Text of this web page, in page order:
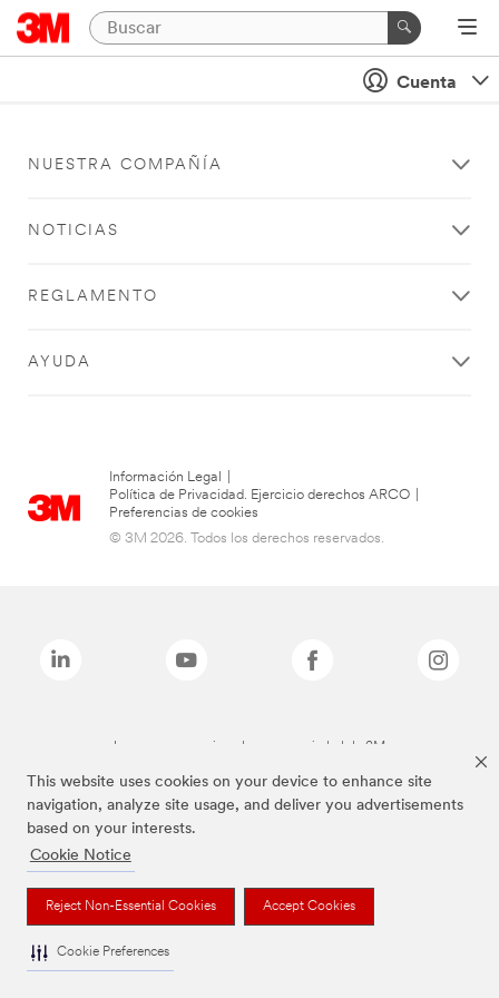
This website uses cookies on your device to enhance site
navigation, analyze site usage, and deliver you advertisements
based on your interests.
Cookie Notice
Reject Non-Essential Cookies Accept Cookies
Cookie Preferences
Cuenta
NUESTRA COMPAÑÍA
NOTICIAS
REGLAMENTO
AYUDA
Información Legal
Política de Privacidad. Ejercicio derechos ARCO
Preferencias de cookies
© 3M 2026. Todos los derechos reservados.
Las marcas mencionadas son propiedad de 3M